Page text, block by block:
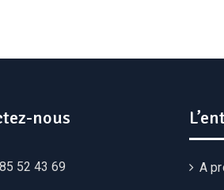
nous
52 43 69 A